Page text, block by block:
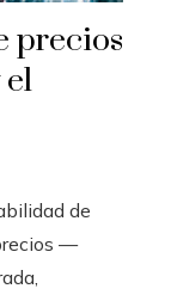
precios
el
de
—